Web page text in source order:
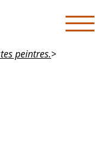
peintres.>